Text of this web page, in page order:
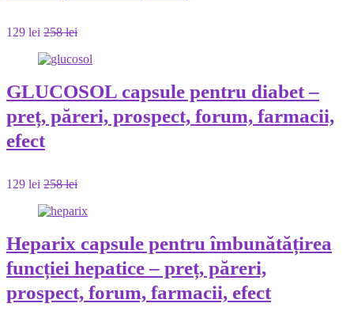
129 lei 258 lei
GLUCOSOL capsule pentru diabet –
preț, păreri, prospect, forum, farmacii,
efect
129 lei 258 lei
Heparix capsule pentru îmbunătățirea
funcției hepatice – preț, păreri,
prospect, forum, farmacii, efect